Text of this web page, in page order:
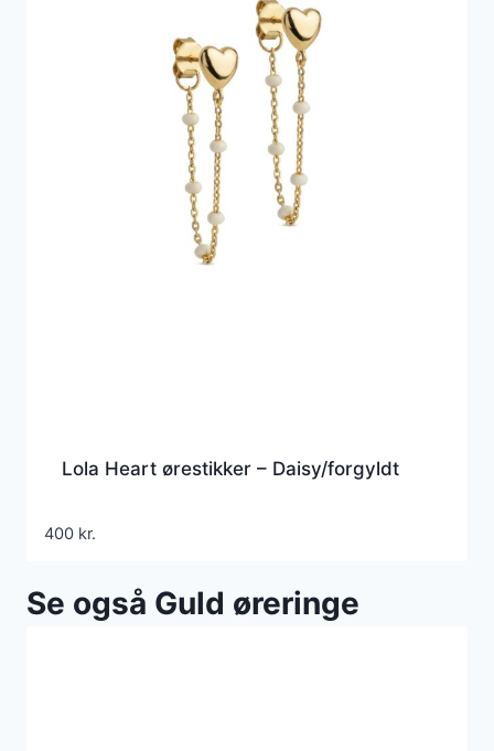
Lola Heart ørestikker – Daisy/forgyldt
400 kr.
Se også Guld øreringe